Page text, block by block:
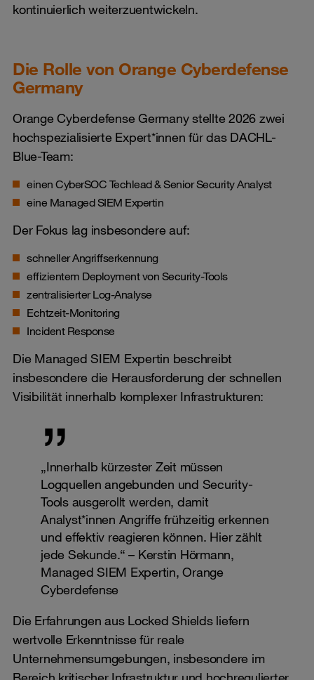
kontinuierlich weiterzuentwickeln.
Die Rolle von Orange Cyberdefense
Germany
Orange Cyberdefense Germany stellte 2026 zwei
hochspezialisierte Expert*innen für das DACHL-
Blue-Team:
einen CyberSOC Techlead & Senior Security Analyst
eine Managed SIEM Expertin
Der Fokus lag insbesondere auf:
schneller Angriffserkennung
effizientem Deployment von Security-Tools
zentralisierter Log-Analyse
Echtzeit-Monitoring
Incident Response
Die Managed SIEM Expertin beschreibt
insbesondere die Herausforderung der schnellen
Visibilität innerhalb komplexer Infrastrukturen:
„Innerhalb kürzester Zeit müssen
Logquellen angebunden und Security-
Tools ausgerollt werden, damit
Analyst*innen Angriffe frühzeitig erkennen
und effektiv reagieren können. Hier zählt
jede Sekunde.“ – Kerstin Hörmann,
Managed SIEM Expertin, Orange
Cyberdefense
Die Erfahrungen aus Locked Shields liefern
wertvolle Erkenntnisse für reale
Unternehmensumgebungen, insbesondere im